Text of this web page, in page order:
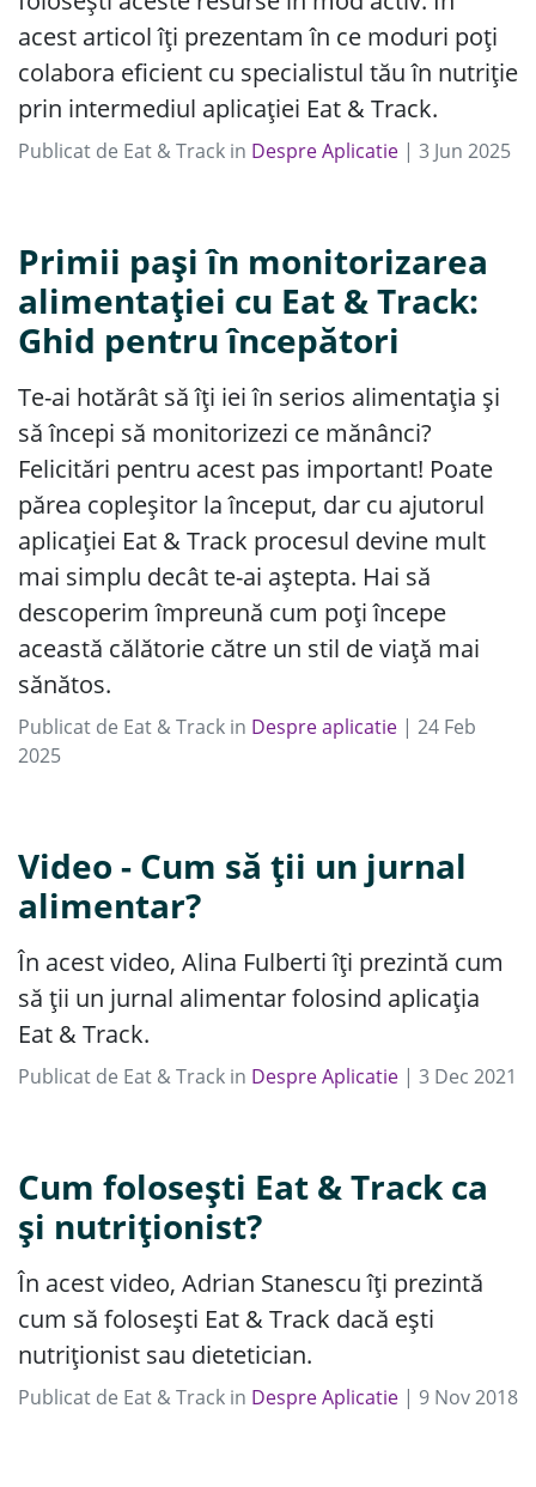
acest articol îți prezentam în ce moduri poți
colabora eficient cu specialistul tău în nutriție
prin intermediul aplicației Eat & Track.
Publicat de Eat & Track in Despre Aplicatie | 3 Jun 2025
Primii pași în monitorizarea
alimentației cu Eat & Track:
Ghid pentru începători
Te-ai hotărât să îți iei în serios alimentația și
să începi să monitorizezi ce mănânci?
Felicitări pentru acest pas important! Poate
părea copleșitor la început, dar cu ajutorul
aplicației Eat & Track procesul devine mult
mai simplu decât te-ai aștepta. Hai să
descoperim împreună cum poți începe
această călătorie către un stil de viață mai
sănătos.
Publicat de Eat & Track in Despre aplicatie | 24 Feb
2025
Video - Cum să ții un jurnal
alimentar?
În acest video, Alina Fulberti îți prezintă cum
să ții un jurnal alimentar folosind aplicația
Eat & Track.
Publicat de Eat & Track in Despre Aplicatie | 3 Dec 2021
Cum folosești Eat & Track ca
și nutriționist?
În acest video, Adrian Stanescu îți prezintă
cum să folosești Eat & Track dacă ești
nutriționist sau dietetician.
Publicat de Eat & Track in Despre Aplicatie | 9 Nov2018